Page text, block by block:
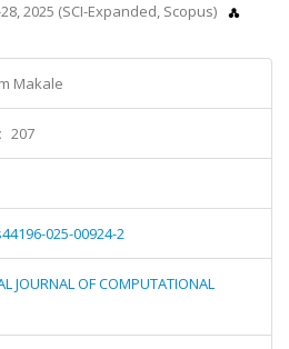
2025 (SCI-Expanded, Scopus)
Makale
207
025-00924-2
JOURNAL OF COMPUTATIONAL